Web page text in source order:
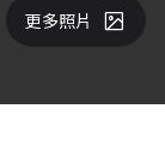
更多照片